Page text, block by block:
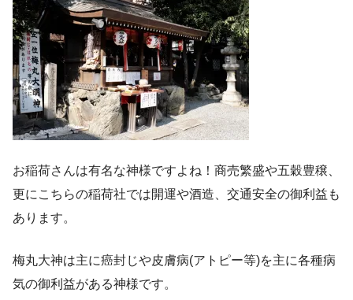
お稲荷さんは有名な神様ですよね！商売繁盛や五穀豊穣、
更にこちらの稲荷社では開運や酒造、交通安全の御利益も
あります。
梅丸大神は主に癌封じや皮膚病(アトピー等)を主に各種病
気の御利益がある神様です。